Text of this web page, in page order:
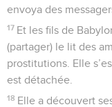
envoya des
17 Et les fils de
(partager) le lit des
prostitutions. Elle
est détachée.
18 Elle a découvert